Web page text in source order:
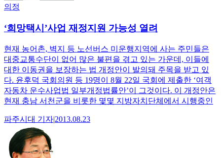
의정
‘희망택시’사업 재정지원 가능성 열려
현재 농어촌, 벽지 등 노선버스 미운행지역에 사는 주민들은
대중교통수단이 없어 많은 불편을 겪고 있는 가운데, 이들에
대한 이동권을 보장하는 법 개정안이 발의돼 주목을 받고 있
다. 윤후덕 국회의원 등 19명이 8월 22일 국회에 제출한 ‘여객
자동차 운수사업법 일부개정법률안’이 그것이다. 이 개정안은
현재 충남 서천군을 비롯한 몇몇 지방자치단체에서 시행중인
파주시대 기자|2013.08.23